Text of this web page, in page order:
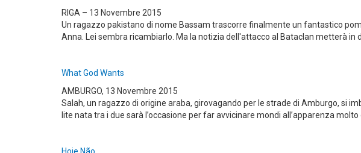
RIGA – 13 Novembre 2015
Un ragazzo pakistano di nome Bassam trascorre finalmente un fantastico
Anna. Lei sembra ricambiarlo. Ma la notizia dell'attacco al Bataclan metterà in
What God Wants
AMBURGO, 13 Novembre 2015
Salah, un ragazzo di origine araba, girovagando per le strade di Amburgo, si
lite nata tra i due sarà l’occasione per far avvicinare mondi all’apparenza molto